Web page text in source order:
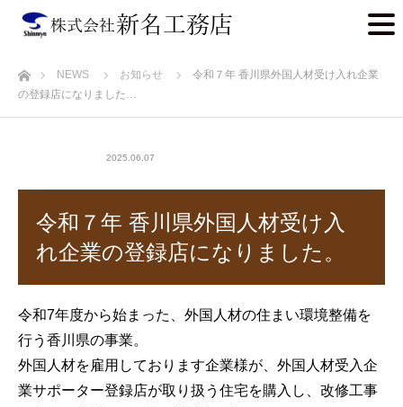
ホームNEWS お知らせ
令和７年 香川県外国人材受け入れ企業
の登録店になりました…
2025.06.07
令和７年 香川県外国人材受け入
れ企業の登録店になりました。
令和7年度から始まった、外国人材の住まい環境整備を
行う香川県の事業。
外国人材を雇用しております企業様が、外国人材受入企
業サポーター登録店が取り扱う住宅を購入し、改修工事